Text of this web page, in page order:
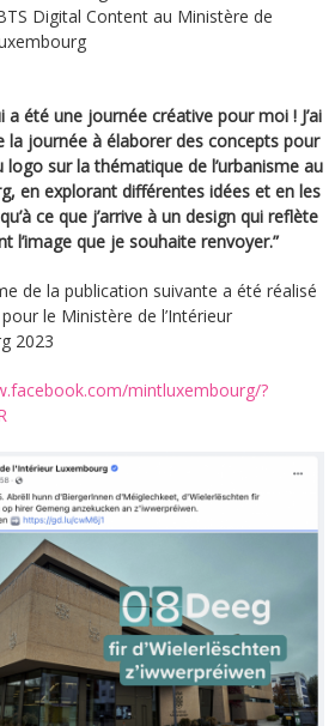
Digital Content au Ministère de
a été une journée créative pour moi ! J’ai
la journée à élaborer des concepts pour
logo sur la thématique de l’urbanisme au
en explorant différentes idées et en les
ce que j’arrive à un design qui reflète
l’image que je souhaite renvoyer.”
de la publication suivante a été réalisé
le Ministère de l’Intérieur
2023
mintluxembourg/?